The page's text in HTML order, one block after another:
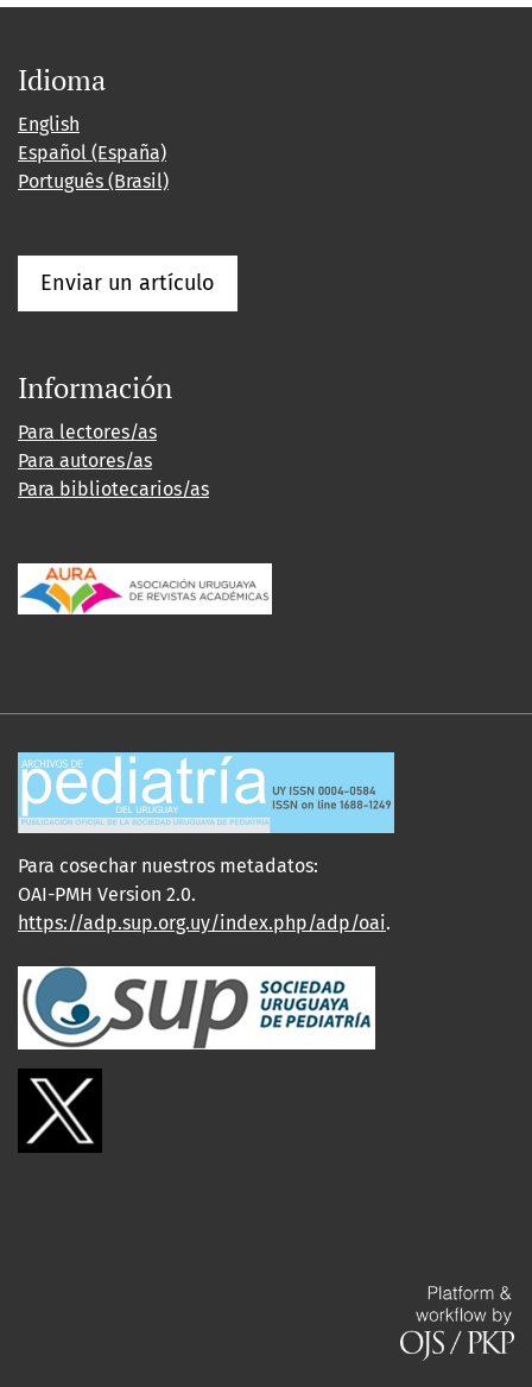
Idioma
English
Español (España)
Português (Brasil)
Enviar un artículo
Información
Para lectores/as
Para autores/as
Para bibliotecarios/as
Para cosechar nuestros metadatos:
OAI-PMH Version 2.0.
https://adp.sup.org.uy/index.php/adp/oai.